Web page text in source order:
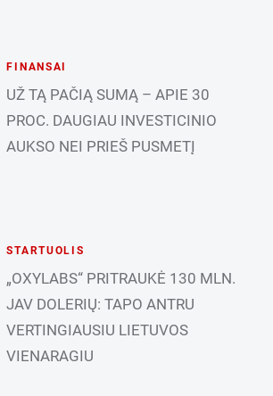
FINANSAI
UŽ TĄ PAČIĄ SUMĄ – APIE 30
PROC. DAUGIAU INVESTICINIO
AUKSO NEI PRIEŠ PUSMETĮ
STARTUOLIS
„OXYLABS“ PRITRAUKĖ 130 MLN.
JAV DOLERIŲ: TAPO ANTRU
VERTINGIAUSIU LIETUVOS
VIENARAGIU